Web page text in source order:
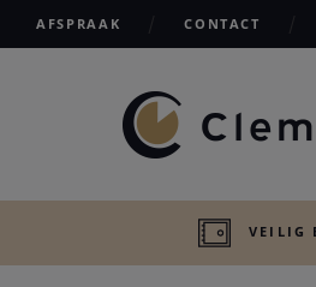
AFSPRAAK CONTACT
VEILIG